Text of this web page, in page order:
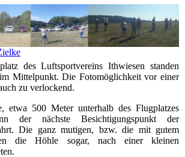
des Luftsportvereins Ithwiesen standen
Mittelpunkt. Die Fotomöglichkeit vor einer
zu verlockend.
etwa 500 Meter unterhalb des Flugplatzes
der nächste Besichtigungspunkt der
Die ganz mutigen, bzw. die mit gutem
die Höhle sogar, nach einer kleinen